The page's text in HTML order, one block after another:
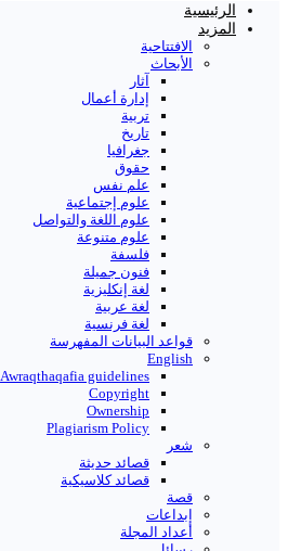
الرئيسية
المزيد
الافتتاحية
الأبحاث
آثار
إدارة أعمال
تربية
تاريخ
جغرافيا
حقوق
علم نفس
علوم إجتماعية
علوم اللغة والتواصل
علوم متنوعة
فلسفة
فنون جميلة
لغة إنكليزية
لغة عربية
لغة فرنسية
قواعد البیانات المفهرسة
English
Awraqthaqafia guidelines
Copyright
Ownership
Plagiarism Policy
شعر
قصائد حديثة
قصائد كلاسيكية
قصة
إبداعات
أعداد المجلة